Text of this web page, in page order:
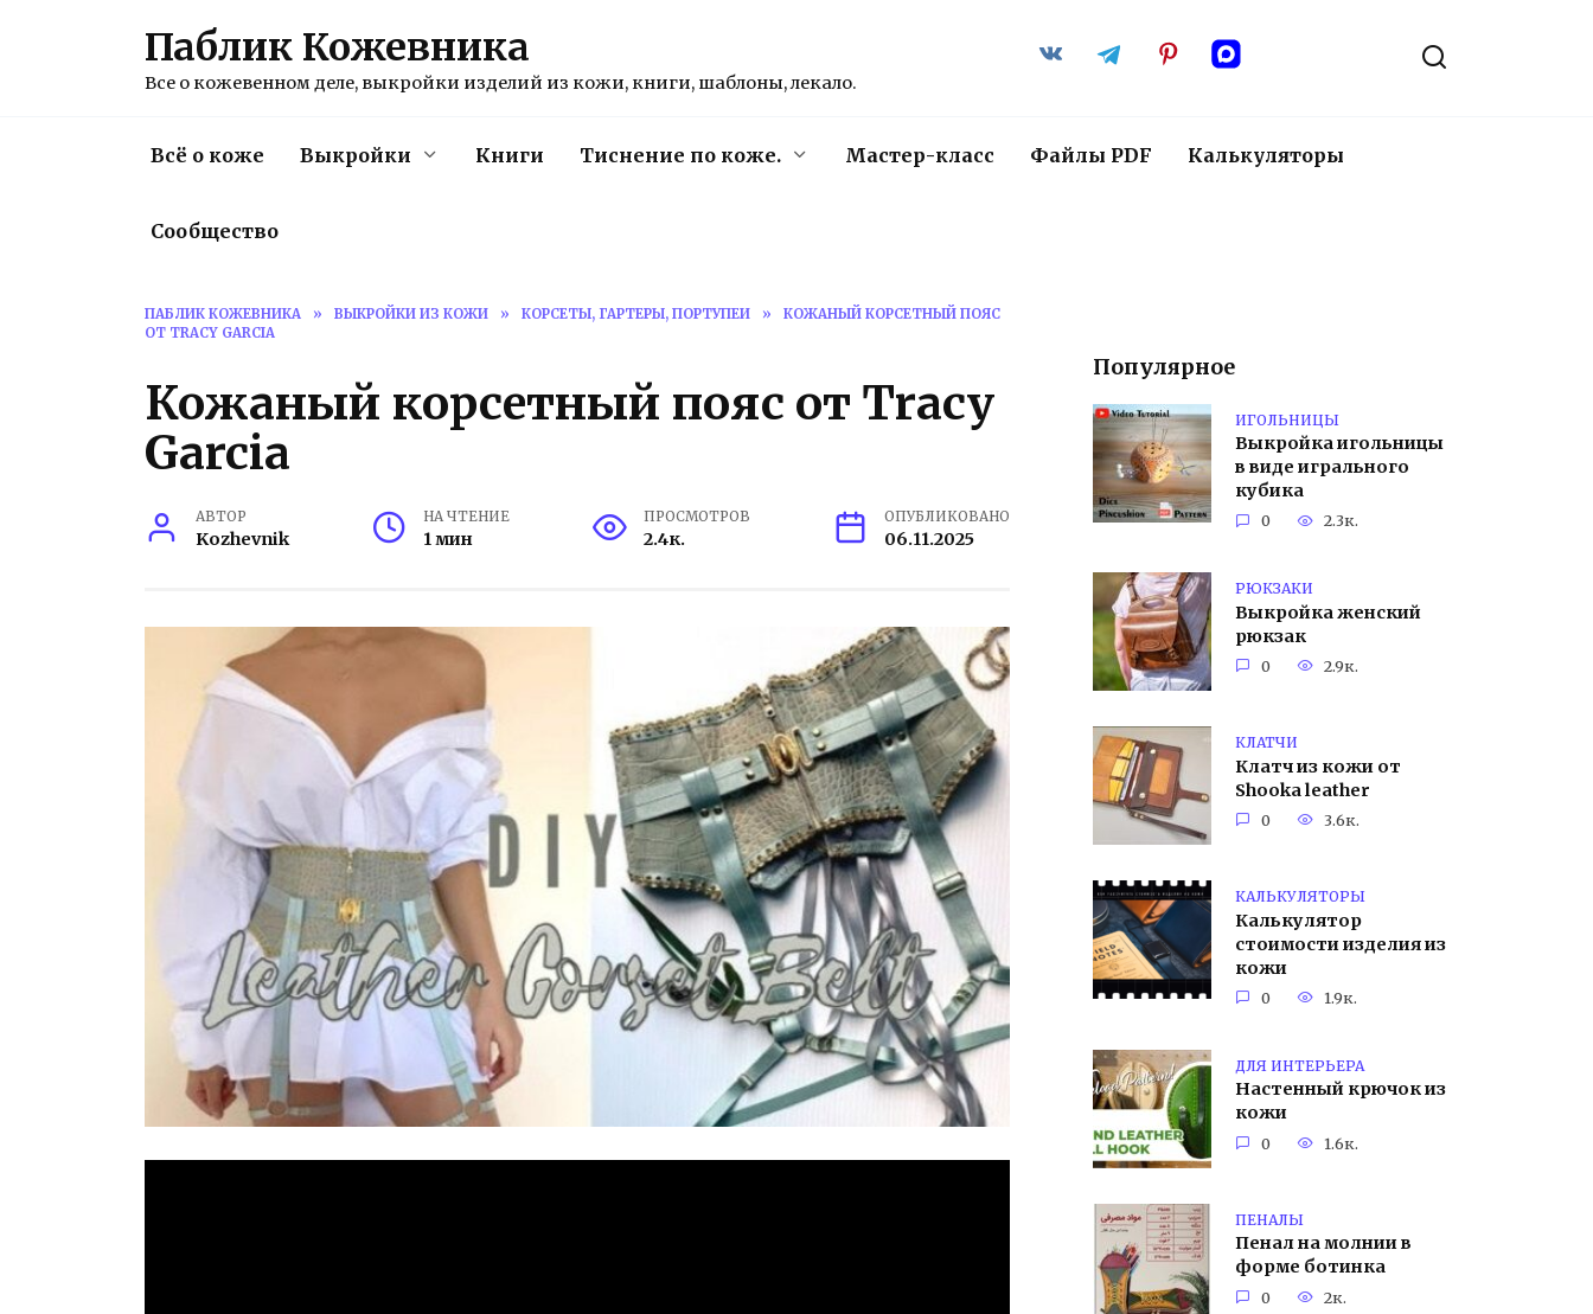
Паблик Кожевника
Все о кожевенном деле, выкройки изделий из кожи, книги, шаблоны, лекало.
Всё о коже Выкройки Книги Тиснение по коже. Мастер-класс Файлы PDF Калькуляторы
Сообщество
ПАБЛИК КОЖЕВНИКА » ВЫКРОЙКИ ИЗ КОЖИ » КОРСЕТЫ, ГАРТЕРЫ, ПОРТУПЕИ »
КОЖАНЫЙ КОРСЕТНЫЙ ПОЯС
ОТ TRACY GARCIA
Кожаный корсетный пояс от Tracy
Garcia
АВТОР
Kozhevnik
НА ЧТЕНИЕ
1 мин
ПРОСМОТРОВ
2.4к.
ОПУБЛИКОВАНО
06.11.2025
Популярное
ИГОЛЬНИЦЫ
Выкройка игольницы
в виде игрального
кубика
0 2.3к.
РЮКЗАКИ
Выкройка женский
рюкзак
0 2.9к.
КЛАТЧИ
Клатч из кожи от
Shooka leather
0 3.6к.
КАЛЬКУЛЯТОРЫ
Калькулятор
стоимости изделия из
кожи
0 1.9к.
ДЛЯ ИНТЕРЬЕРА
Настенный крючок из
кожи
0 1.6к.
ПЕНАЛЫ
Пенал на молнии в
форме ботинка
0 2к.